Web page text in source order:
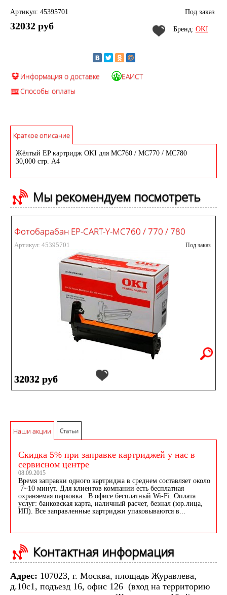
Артикул: 45395701 Под заказ
32032 руб Бренд: OKI
Информация о доставке
ЕАИСТ
Способы оплаты
Краткое описание
Жёлтый EP картридж OKI для MC760 / MC770 / MC780
30,000 стр. A4
Мы рекомендуем посмотреть
Фотобарабан EP-CART-Y-MC760 / 770 / 780
Артикул: 45395701 Под заказ
32032 руб
Наши акции
Скидка 5% при заправке картриджей у нас в
сервисном центре
08.09.2015
Время заправки одного картриджа в среднем составляет около
7~10 минут. Для клиентов компании есть бесплатная
охраняемая парковка . В офисе бесплатный Wi-Fi. Оплата
услуг: банковская карта, наличный расчет, безнал (юр.лица,
ИП). Все заправленные картриджи упаковываются в...
Статьи
Контактная информация
Адрес: 107023, г. Москва, площадь Журавлева,
д.10с1, подъезд 16, офис 126 (вход на территорию